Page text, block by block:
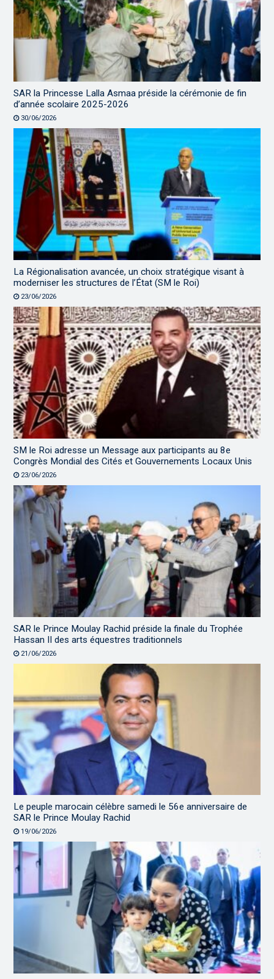
SAR la Princesse Lalla Asmaa préside la cérémonie de fin
d’année scolaire 2025-2026
30/06/2026
La Régionalisation avancée, un choix stratégique visant à
moderniser les structures de l’État (SM le Roi)
23/06/2026
SM le Roi adresse un Message aux participants au 8e
Congrès Mondial des Cités et Gouvernements Locaux Unis
23/06/2026
SAR le Prince Moulay Rachid préside la finale du Trophée
Hassan II des arts équestres traditionnels
21/06/2026
Le peuple marocain célèbre samedi le 56e anniversaire de
SAR le Prince Moulay Rachid
19/06/2026